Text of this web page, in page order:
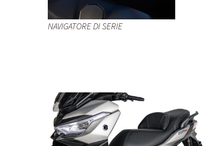
NAVIGATORE DI SERIE